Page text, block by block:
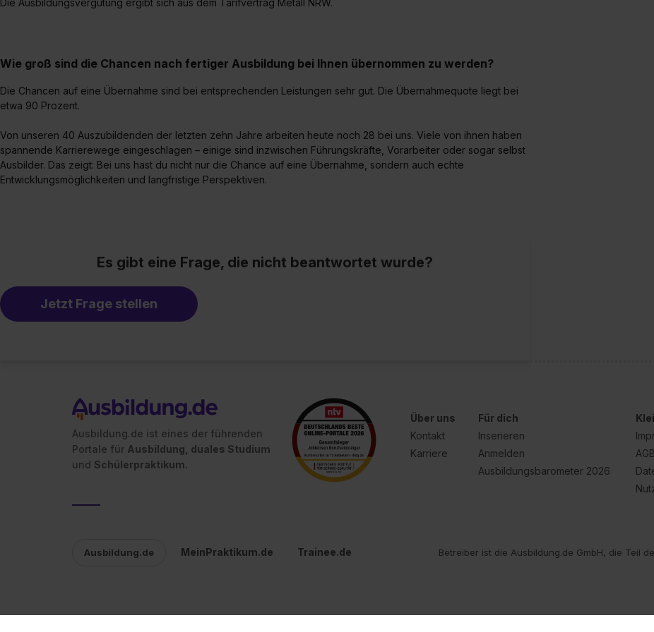
Die Ausbildungsvergütung ergibt sich aus dem Tarifvertrag Metall NRW.
Wie groß sind die Chancen nach fertiger Ausbildung bei Ihnen übernommen zu werden?
Die Chancen auf eine Übernahme sind bei entsprechenden Leistungen sehr gut. Die Übernahmequote liegt bei
etwa 90 Prozent.
Von unseren 40 Auszubildenden der letzten zehn Jahre arbeiten heute noch 28 bei uns. Viele von ihnen haben
spannende Karrierewege eingeschlagen – einige sind inzwischen Führungskräfte, Vorarbeiter oder sogar selbst
Ausbilder. Das zeigt: Bei uns hast du nicht nur die Chance auf eine Übernahme, sondern auch echte
Entwicklungsmöglichkeiten und langfristige Perspektiven.
Es gibt eine Frage, die nicht beantwortet wurde?
Jetzt Frage stellen
Ausbildung.de ist eines der führenden
Portale für Ausbildung, duales Studium
und Schülerpraktikum.
Über uns
Kontakt
Karriere
Für dich
Inserieren
Anmelden
Ausbildungsbarometer 2026
AGB
Ausbildung.de MeinPraktikum.de Trainee.de Betreiber ist die Ausbildung.de GmbH, die Teil